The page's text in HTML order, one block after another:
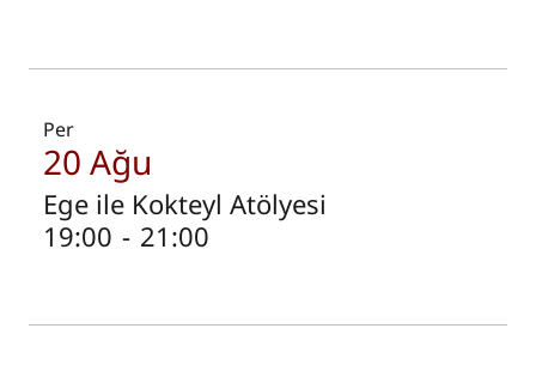
Per
20 Ağu
Ege ile Kokteyl Atölyesi
19:00 - 21:00